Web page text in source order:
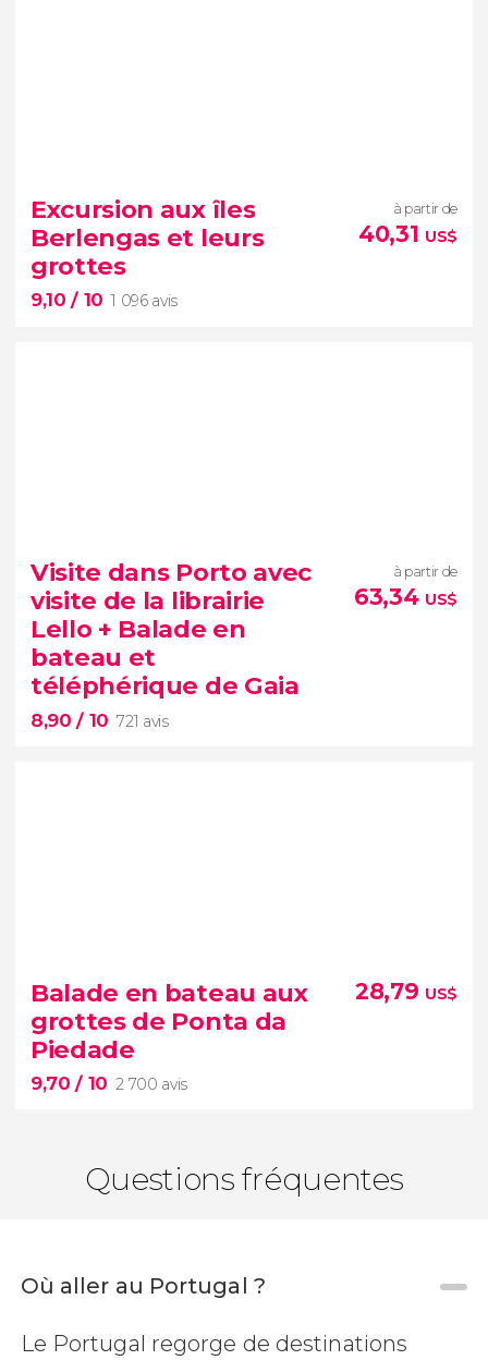
2 417 avis
Des falaises, des gorges, des aigles royaux et bien
d'autres surprises vous attendent
Excursion aux îles
Berlengas et leurs
grottes
9,10/ 10 1 096 avis
à partir de
40,31 US$
1 096 avis
vous
profiterez de l'un des paysages les plus incroyables
de l'Atlantique et visiterez des grottes fascinantes
Visite dans Porto avec
visite de la librairie
Lello + Balade en
bateau et
téléphérique de Gaia
8,90/ 10 721 avis
à partir de
63,34 US$
721 avis
visite à pied dans Porto
en bateau sur le Douro
Gaia.
Balade en bateau aux
grottes de Ponta da
Piedade
9,70/ 10 2 700 avis
28,79 US$
2 700 avis
Questions fréquentes
Où aller au Portugal ?
Le Portugal regorge de destinations